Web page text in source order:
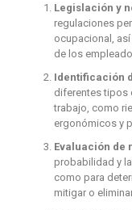
Legislación y
regulaciones
ocupacional,
de los
Identificación
diferentes tipos
trabajo, como
ergonómicos y
Evaluación de
probabilidad y
como para
mitigar o